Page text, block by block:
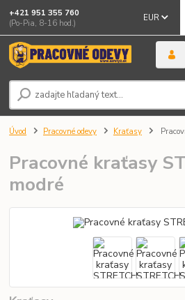
EUR
+421 951 355 760
(Po-Pia, 8-16 hod.)
Úvod Pracovné odevy Kraťasy
Pracovné kraťasy
modré